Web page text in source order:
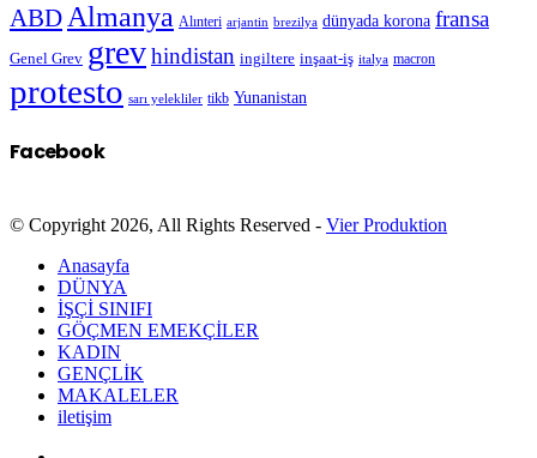
ABD Almanya Alınteri arjantin brezilya dünyada korona fransa
Genel Grev grevhindistan ingiltere inşaat-iş italya macron
protesto sarı yelekliler tikb Yunanistan
Facebook
© Copyright 2026, All Rights Reserved - Vier Produktion
Anasayfa
DÜNYA
İŞÇİ SINIFI
GÖÇMEN EMEKÇİLER
KADIN
GENÇLİK
MAKALELER
iletişim